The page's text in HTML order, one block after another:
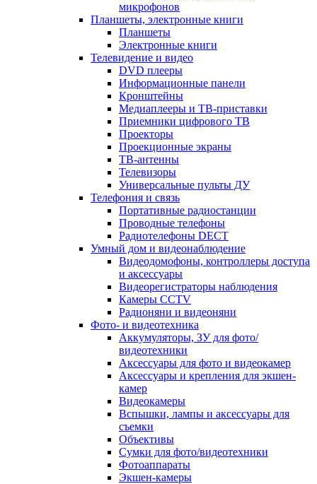
микрофонов
Планшеты, электронные книги
Планшеты
Электронные книги
Телевидение и видео
DVD плееры
Информационные панели
Кронштейны
Медиаплееры и ТВ-приставки
Приемники цифрового ТВ
Проекторы
Проекционные экраны
ТВ-антенны
Телевизоры
Универсальные пульты ДУ
Телефония и связь
Портативные радиостанции
Проводные телефоны
Радиотелефоны DECT
Умный дом и видеонаблюдение
Видеодомофоны, контроллеры доступа
и аксессуары
Видеорегистраторы наблюдения
Камеры CCTV
Радионяни и видеоняни
Фото- и видеотехника
Аккумуляторы, ЗУ для фото/
видеотехники
Аксессуары для фото и видеокамер
Аксессуары и крепления для экшен-
камер
Видеокамеры
Вспышки, лампы и аксессуары для
съемки
Объективы
Сумки для фото/видеотехники
Фотоаппараты
Экшен-камеры